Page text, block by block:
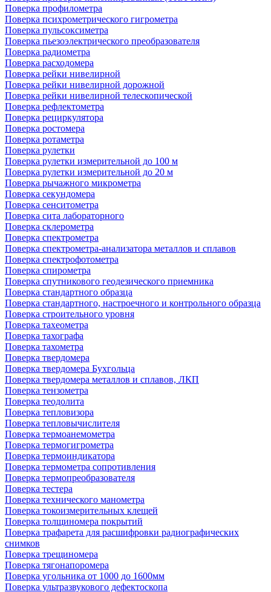
Поверка профилометра
Поверка психрометрического гигрометра
Поверка пульсоксиметра
Поверка пьезоэлектрического преобразователя
Поверка радиометра
Поверка расходомера
Поверка рейки нивелирной
Поверка рейки нивелирной дорожной
Поверка рейки нивелирной телескопической
Поверка рефлектометра
Поверка рециркулятора
Поверка ростомера
Поверка ротаметра
Поверка рулетки
Поверка рулетки измерительной до 100 м
Поверка рулетки измерительной до 20 м
Поверка рычажного микрометра
Поверка секундомера
Поверка сенситометра
Поверка сита лабораторного
Поверка склерометра
Поверка спектрометра
Поверка спектрометра-анализатора металлов и сплавов
Поверка спектрофотометра
Поверка спирометра
Поверка спутникового геодезического приемника
Поверка стандартного образца
Поверка стандартного, настроечного и контрольного образца
Поверка строительного уровня
Поверка тахеометра
Поверка тахографа
Поверка тахометра
Поверка твердомера
Поверка твердомера Бухгольца
Поверка твердомера металлов и сплавов, ЛКП
Поверка тензометра
Поверка теодолита
Поверка тепловизора
Поверка тепловычислителя
Поверка термоанемометра
Поверка термогигрометра
Поверка термоиндикатора
Поверка термометра сопротивления
Поверка термопреобразователя
Поверка тестера
Поверка технического манометра
Поверка токоизмерительных клещей
Поверка толщиномера покрытий
Поверка трафарета для расшифровки радиографических
снимков
Поверка трещиномера
Поверка тягонапоромера
Поверка угольника от 1000 до 1600мм
Поверка ультразвукового дефектоскопа